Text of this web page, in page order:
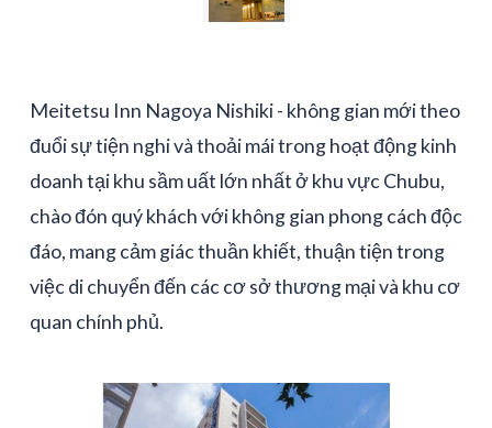
Meitetsu Inn Nagoya Nishiki - không gian mới theo
đuổi sự tiện nghi và thoải mái trong hoạt động kinh
doanh tại khu sầm uất lớn nhất ở khu vực Chubu,
chào đón quý khách với không gian phong cách độc
đáo, mang cảm giác thuần khiết, thuận tiện trong
việc di chuyển đến các cơ sở thương mại và khu cơ
quan chính phủ.